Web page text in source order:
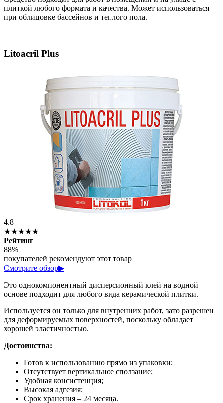
плиткой любого формата и качества. Может использоваться
при облицовке бассейнов и теплого пола.
Litoacril Plus
4.8
★★★★★
Рейтинг
88%
покупателей рекомендуют этот товар
Смотрите обзор▶
Это однокомпонентный дисперсионный клей на водной
основе подходит для любого вида керамической плитки.
Используется он только для внутренних работ, зато разрешен
для деформируемых поверхностей, поскольку обладает
хорошей эластичностью.
Достоинства:
Готов к использованию прямо из упаковки;
Отсутствует вертикальное сползание;
Удобная консистенция;
Высокая адгезия;
Срок хранения – 24 месяца.